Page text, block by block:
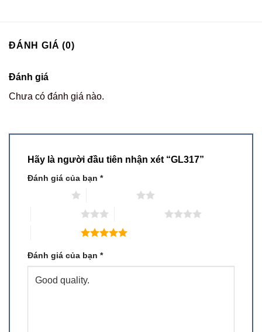
ĐÁNH GIÁ (0)
Đánh giá
Chưa có đánh giá nào.
Hãy là người đầu tiên nhận xét “GL317”
Đánh giá của bạn *
Đánh giá của bạn *